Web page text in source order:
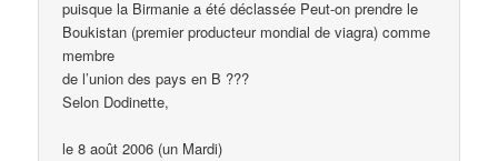
puisque la Birmanie a été déclassée Peut-on prendre le
Boukistan (premier producteur mondial de viagra) comme
membre
de l’union des pays en B ???
Selon Dodinette,
le 8 août 2006 (un Mardi)